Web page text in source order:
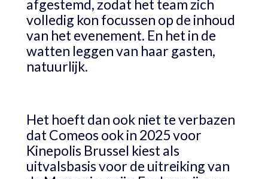
afgestemd, zodat het team zich
volledig kon focussen op de inhoud
van het evenement. En het in de
watten leggen van haar gasten,
natuurlijk.
Het hoeft dan ook niet te verbazen
dat Comeos ook in 2025 voor
Kinepolis Brussel kiest als
uitvalsbasis voor de uitreiking van